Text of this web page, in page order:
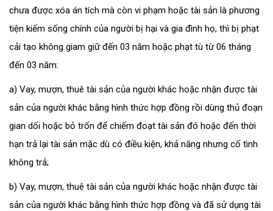
chưa được xóa án tích mà còn vi phạm hoặc tài sản là phương
tiện kiếm sống chính của người bị hại và gia đình họ, thì bị phạt
cải tạo không giam giữ đến 03 năm hoặc phạt tù từ 06 tháng
đến 03 năm:
a) Vay, mượn, thuê tài sản của người khác hoặc nhận được tài
sản của người khác bằng hình thức hợp đồng rồi dùng thủ đoạn
gian dối hoặc bỏ trốn để chiếm đoạt tài sản đó hoặc đến thời
hạn trả lại tài sản mặc dù có điều kiện, khả năng nhưng cố tình
không trả;
b) Vay, mượn, thuê tài sản của người khác hoặc nhận được tài
sản của người khác bằng hình thức hợp đồng và đã sử dụng tài